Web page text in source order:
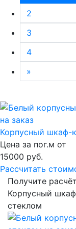
2
3
4
»
Корпусный шкаф-
Цена за пог.м от
15000 руб.
Рассчитать
Получите
Корпусный
стеклом